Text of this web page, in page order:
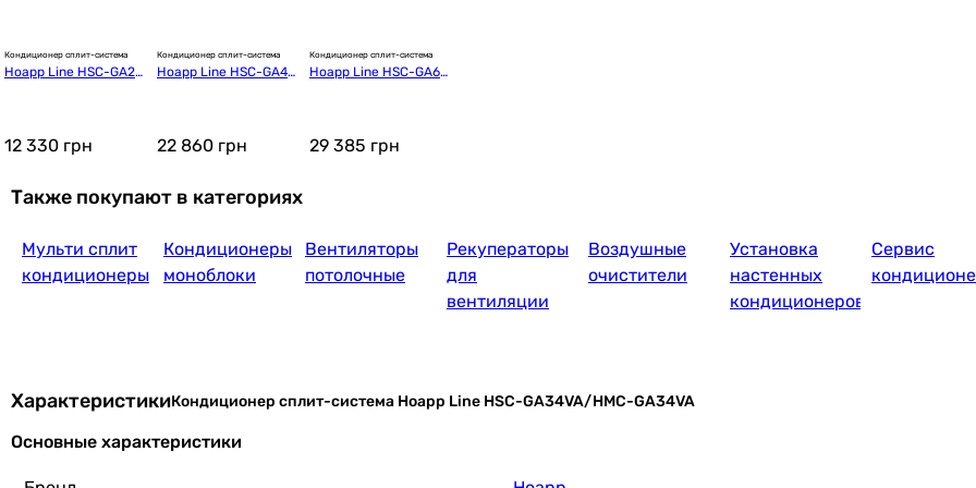
27 984грн
16 588грн
17 355грн
Кондиционер сплит-система
Hoapp Line HSC-GA28
12 330 грн
Кондиционер сплит-система
Hoapp Line HSC-GA49
22 860 грн
Кондиционер сплит-система
Hoapp Line HSC-GA65
29 385 грн
Также покупают в категориях
Мульти сплит
кондиционеры
Кондиционеры
моноблоки
Вентиляторы
потолочные
Рекуператоры
для
вентиляции
Воздушные
очистители
Установка
настенных
кондиционеров
Сервис
ХарактеристикиКондиционер сплит-система Hoapp Line HSC-GA34VA/HMC-GA34VA
Основные характеристики